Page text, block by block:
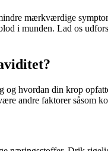
mærkværdige
i munden. Lad os
hvordan din krop
andre faktorer såsom